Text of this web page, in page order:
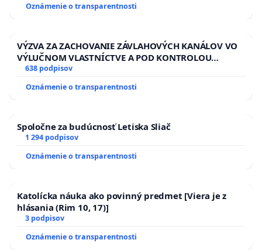
ĎUMBIERSKEJ/MAGU
Oznámenie o transparentnosti
VÝZVA ZA ZACHOVANIE ZÁVLAHOVÝCH KANÁLOV VO
VÝLUČNOM VLASTNÍCTVE A POD KONTROLOU
SLOVENSKEJ REPUBLIKY & žiadosť na riešenie
kanálov na Slovensku
638 podpisov
Oznámenie o transparentnosti
Spoločne za budúcnosť Letiska Sliač
1 294 podpisov
Oznámenie o transparentnosti
Katolícka náuka ako povinný predmet [Viera je z
hlásania (Rim 10, 17)]
3 podpisov
Oznámenie o transparentnosti